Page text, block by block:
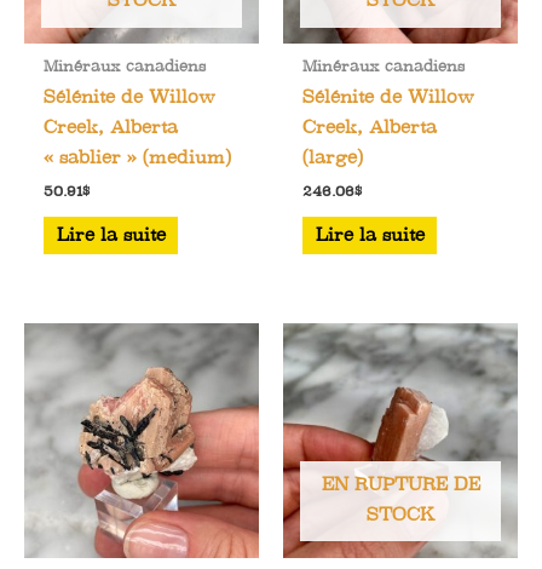
Minéraux canadiens
Sélénite de Willow
Creek, Alberta
« sablier » (medium)
50.91$
Lire la suite
Minéraux canadiens
Sélénite de Willow
Creek, Alberta
(large)
246.06$
Lire la suite
EN RUPTURE DE
STOCK